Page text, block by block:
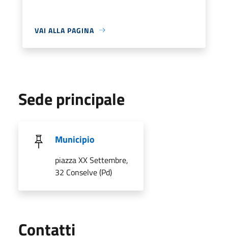
VAI ALLA PAGINA
Sede principale
Municipio
piazza XX Settembre,
32 Conselve (Pd)
Contatti